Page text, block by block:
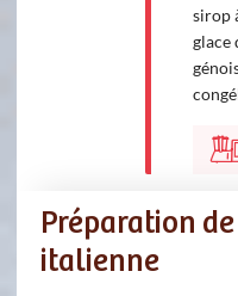
sirop
glace
Préparation
italienne